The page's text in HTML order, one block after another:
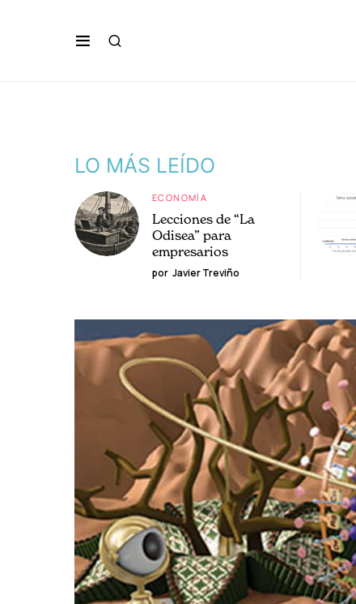
LO MÁS LEÍDO
ECONOMÍA
Lecciones de “La
Odisea” para
empresarios
por Javier Treviño